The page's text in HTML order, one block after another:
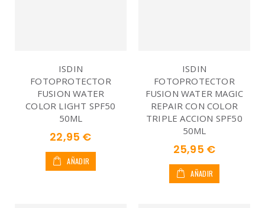
ISDIN
FOTOPROTECTOR
FUSION WATER
COLOR LIGHT SPF50
50ML
22,95 €
AÑADIR
ISDIN
FOTOPROTECTOR
FUSION WATER MAGIC
REPAIR CON COLOR
TRIPLE ACCION SPF50
50ML
25,95 €
AÑADIR